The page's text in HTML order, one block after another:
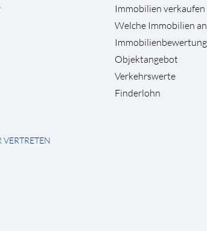
Immobilien verkaufen
Welche Immobilien
Objektangebot
Verkehrswerte
Finderlohn